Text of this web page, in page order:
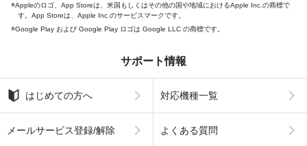
Appleのロゴ、App Storeは、米国もしくはその他の国や地域におけるApple Inc.の商標で
す。App Storeは、Apple Inc.のサービスマークです。
Google Play および Google Play ロゴは Google LLC の商標です。
サポート情報
はじめての方へ 対応機種一覧
メールサービス登録/解除 よくある質問